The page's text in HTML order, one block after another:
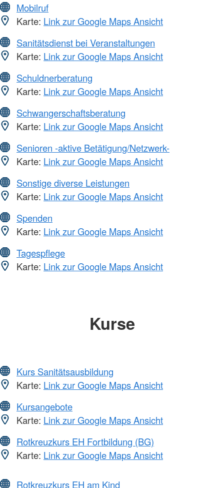
Mobilruf
Karte: Link zur Google Maps Ansicht
Sanitätsdienst bei Veranstaltungen
Karte: Link zur Google Maps Ansicht
Schuldnerberatung
Karte: Link zur Google Maps Ansicht
Schwangerschaftsberatung
Karte: Link zur Google Maps Ansicht
Senioren -aktive Betätigung/Netzwerk-
Karte: Link zur Google Maps Ansicht
Sonstige diverse Leistungen
Karte: Link zur Google Maps Ansicht
Spenden
Karte: Link zur Google Maps Ansicht
Tagespflege
Karte: Link zur Google Maps Ansicht
Kurse
Kurs Sanitätsausbildung
Karte: Link zur Google Maps Ansicht
Kursangebote
Karte: Link zur Google Maps Ansicht
Rotkreuzkurs EH Fortbildung (BG)
Karte: Link zur Google Maps Ansicht
Rotkreuzkurs EH am Kind